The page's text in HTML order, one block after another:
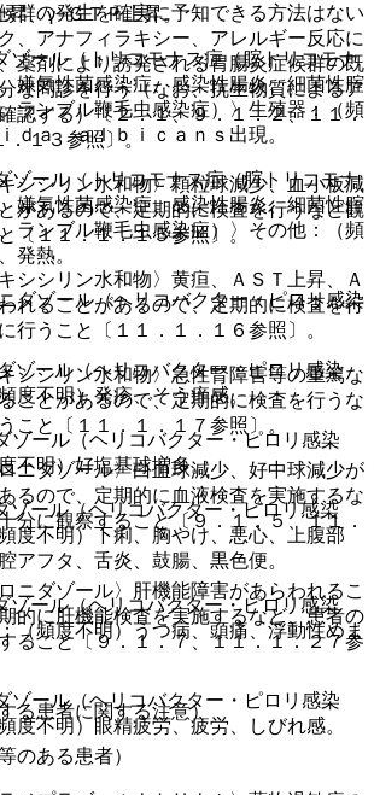
群の発生を確実に予知できる方法はない
、アナフィラキシー、アレルギー反応に
薬剤により誘発される胃腸炎症候群の既
な問診を行う（なお、抗生物質によるア
認する）〔２．１、９．１．２、１１．
．１３参照〕。
シシリン水和物〉顆粒球減少、血小板減
があるので、定期的に検査を行うなど観
〔１１．１．１５参照〕。
シシリン水和物〉黄疸、ＡＳＴ上昇、Ａ
れることがあるので、定期的に検査を行
行うこと〔１１．１．１６参照〕。
シシリン水和物〉急性腎障害等の重篤な
ことがあるので、定期的に検査を行うな
こと〔１１．１．１７参照〕。
ニダゾール〉白血球減少、好中球減少が
るので、定期的に血液検査を実施するな
分に観察すること〔９．１．５、１１．
ニダゾール〉肝機能障害があらわれるこ
的に肝機能検査を実施するなど、患者の
ること〔９．１．７、１１．１．２７参
る患者に関する注意）
のある患者）
昇、γ−ＧＴＰ上昇。
ール（トリコモナス症（腟トリコモナ
嫌気性菌感染症、感染性腸炎、細菌性腟
ランブル鞭毛虫感染症）〉生殖器：（頻
ｄａ ａｌｂｉｃａｎｓ出現。
ール（トリコモナス症（腟トリコモナ
嫌気性菌感染症、感染性腸炎、細菌性腟
ランブル鞭毛虫感染症）〉その他：（頻
発熱。
ダゾール（ヘリコバクター・ピロリ感染
ゾール（ヘリコバクター・ピロリ感染
度不明）発疹、そう痒感。
ール（ヘリコバクター・ピロリ感染
不明）好塩基球増多。
ール（ヘリコバクター・ピロリ感染
度不明）下痢、胸やけ、悪心、上腹部
アフタ、舌炎、鼓腸、黒色便。
ール（ヘリコバクター・ピロリ感染
（頻度不明）うつ病、頭痛、浮動性めま
ール（ヘリコバクター・ピロリ感染
度不明）眼精疲労、疲労、しびれ感。